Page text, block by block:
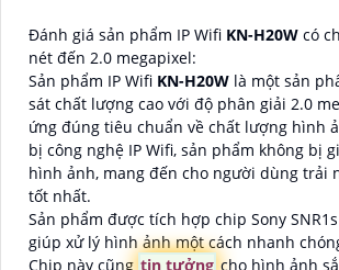
Đánh giá sản phẩm IP Wifi KN-H20W có
nét đến 2.0 megapixel:
Sản phẩm IP Wifi KN-H20W là một sản
sát chất lượng cao với độ phân giải 2.0
ứng đúng tiêu chuẩn về chất lượng hình
bị công nghệ IP Wifi, sản phẩm không bị
hình ảnh, mang đến cho người dùng trải
tốt nhất.
Sản phẩm được tích hợp chip Sony
giúp xử lý hình ảnh một cách nhanh
Chip này cũng tin tưởng cho hình ảnh